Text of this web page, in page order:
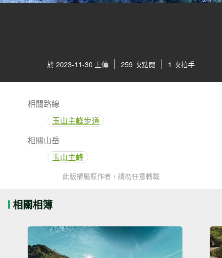
於 2023-11-30 上傳 259 次點閱 1 次拍手
相關路線
玉山主峰步道
相關山岳
玉山主峰
此版權屬原作者，請勿任意轉載
相關相簿